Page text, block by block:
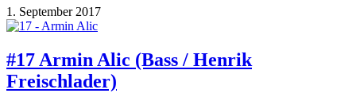
1. September 2017
#17 Armin Alic (Bass / Henrik
Freischlader)